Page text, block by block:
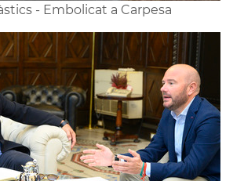
- Embolicat a Carpesa